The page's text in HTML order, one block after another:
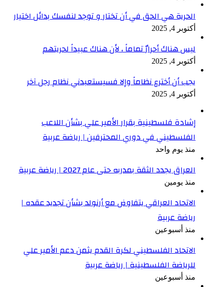
الحرية هي الحق في أن تختار و توجد لنفسك بدائل اختيار
أكتوبر 4, 2025
ليس هناك أحرارٌ تماماً ، لأن هناك عبيداً لحريتهم
أكتوبر 4, 2025
يجب أن أخترع نظاماً وإلا فسيستعبدني نظام رجل آخر
أكتوبر 4, 2025
إشادة فلسطينية بقرار الأمير علي بشأن اللاعب
الفلسطيني في دوري المحترفين | رياضة عربية
منذ يوم واحد
العراق يجدد الثقة بمدربه حتى عام 2027 | رياضة عربية
منذ يومين
الاتحاد العراقي يتفاوض مع أرنولد بشأن تجديد عقده |
رياضة عربية
منذ أسبوعين
الاتحاد الفلسطيني لكرة القدم يثمن دعم الأمير علي
للرياضة الفلسطينية | رياضة عربية
منذ أسبوعين